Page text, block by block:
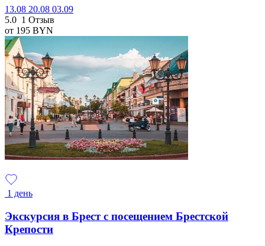
13.08 20.08 03.09
5.0 1 Отзыв
от 195 BYN
1 день
Экскурсия в Брест с посещением Брестской
Крепости